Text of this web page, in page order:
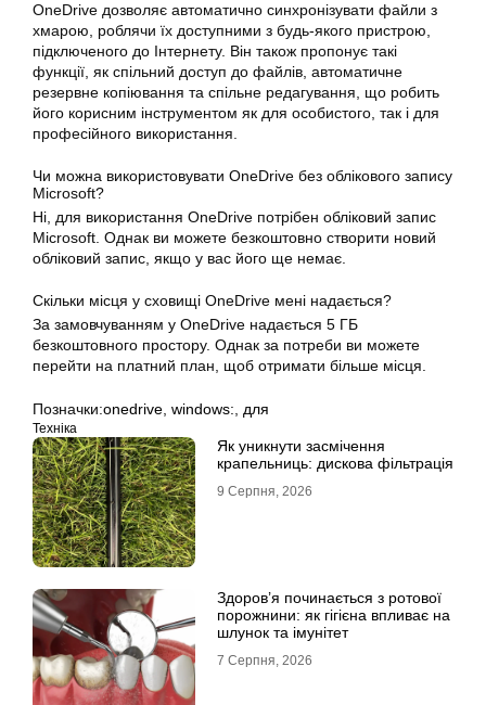
OneDrive дозволяє автоматично синхронізувати файли з
хмарою, роблячи їх доступними з будь-якого пристрою,
підключеного до Інтернету. Він також пропонує такі
функції, як спільний доступ до файлів, автоматичне
резервне копіювання та спільне редагування, що робить
його корисним інструментом як для особистого, так і для
професійного використання.
Чи можна використовувати OneDrive без облікового запису
Microsoft?
Ні, для використання OneDrive потрібен обліковий запис
Microsoft. Однак ви можете безкоштовно створити новий
обліковий запис, якщо у вас його ще немає.
Скільки місця у сховищі OneDrive мені надається?
За замовчуванням у OneDrive надається 5 ГБ
безкоштовного простору. Однак за потреби ви можете
перейти на платний план, щоб отримати більше місця.
Позначки:onedrive windows: для
Техніка
Як уникнути засмічення
крапельниць: дискова фільтрація
9 Серпня, 2026
Здоров’я починається з ротової
порожнини: як гігієна впливає на
шлунок та імунітет
7 Серпня, 2026